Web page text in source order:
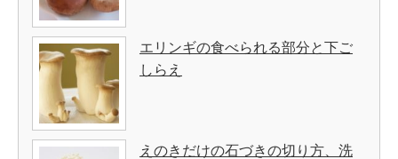
エリンギの食べられる部分と下ご
しらえ
えのきだけの石づきの切り方、洗